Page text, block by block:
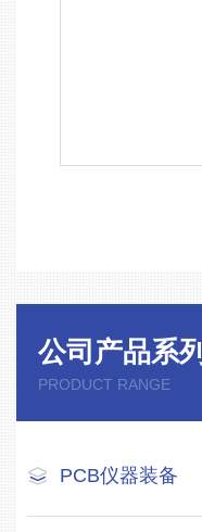
公司产品系列
PRODUCT RANGE
PCB仪器装备